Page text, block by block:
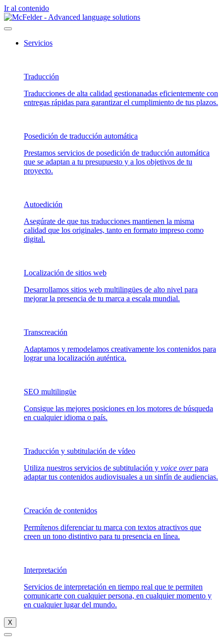
Ir al contenido
Servicios
Traducción
Traducciones de alta calidad gestionanadas eficientemente con
entregas rápidas para garantizar el cumplimiento de tus plazos.
Posedición de traducción automática
Prestamos servicios de posedición de traducción automática
que se adaptan a tu presupuesto y a los objetivos de tu
proyecto.
Autoedición
Asegúrate de que tus traducciones mantienen la misma
calidad que los originales, tanto en formato impreso como
digital.
Localización de sitios web
Desarrollamos sitios web multilingües de alto nivel para
mejorar la presencia de tu marca a escala mundial.
Transcreación
Adaptamos y remodelamos creativamente los contenidos para
lograr una localización auténtica.
SEO multilingüe
Consigue las mejores posiciones en los motores de búsqueda
en cualquier idioma o país.
Traducción y subtitulación de vídeo
Utiliza nuestros servicios de subtitulación y voice overpara
adaptar tus contenidos audiovisuales a un sinfín de audiencias.
Creación de contenidos
Permítenos diferenciar tu marca con textos atractivos que
creen un tono distintivo para tu presencia en línea.
Interpretación
Servicios de interpretación en tiempo real que te permiten
comunicarte con cualquier persona, en cualquier momento y
en cualquier lugar del mundo.
X